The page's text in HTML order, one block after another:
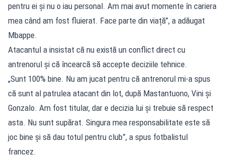
pentru ei și nu o iau personal. Am mai avut momente în cariera
mea când am fost fluierat. Face parte din viață”, a adăugat
Mbappe.
Atacantul a insistat că nu există un conflict direct cu
antrenorul și că încearcă să accepte deciziile tehnice.
„Sunt 100% bine. Nu am jucat pentru că antrenorul mi-a spus
că sunt al patrulea atacant din lot, după Mastantuono, Vini și
Gonzalo. Am fost titular, dar e decizia lui și trebuie să respect
asta. Nu sunt supărat. Singura mea responsabilitate este să
joc bine și să dau totul pentru club”, a spus fotbalistul
francez.